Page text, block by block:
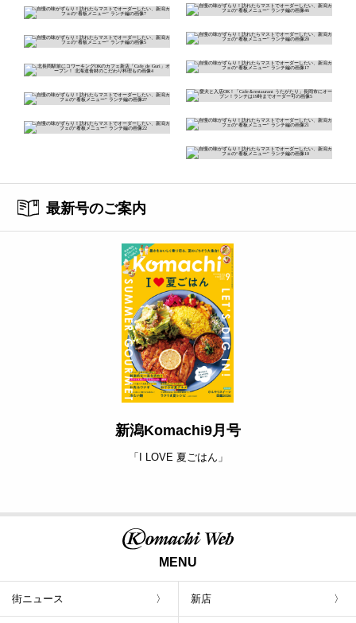
最新号のご案内
新潟Komachi9月号
「I LOVE 夏ごはん」
MENU
街ニュース 新店